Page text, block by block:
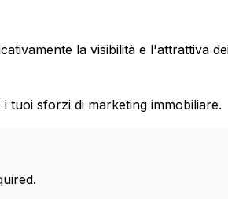
la visibilità e l'attrattiva
tuoi sforzi di marketing immobiliare.